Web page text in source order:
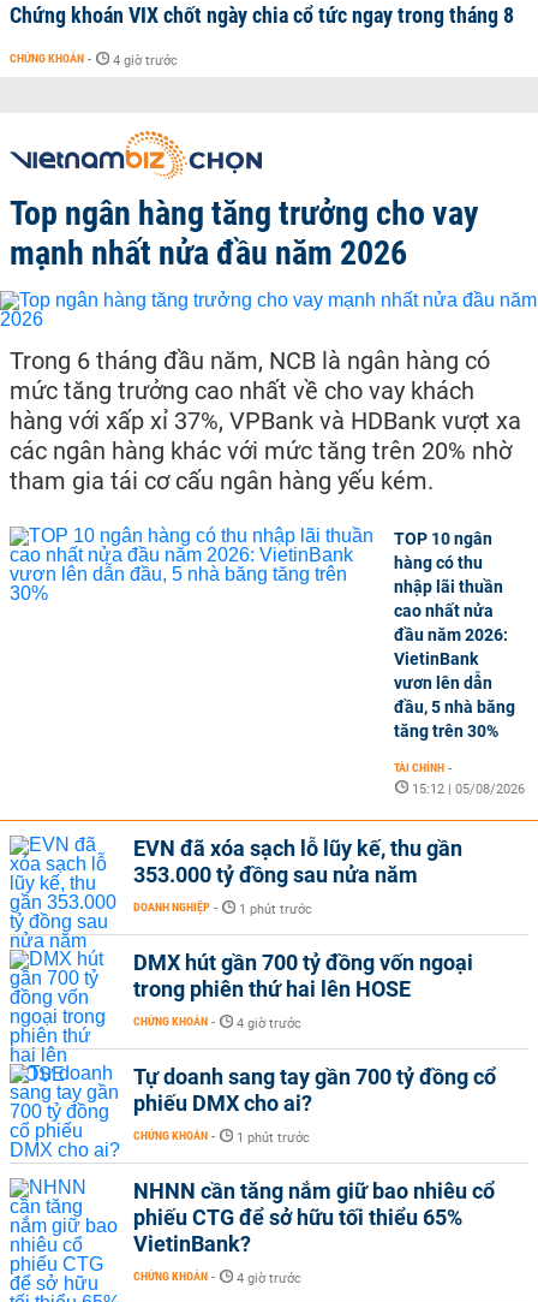
Chứng khoán VIX chốt ngày chia cổ tức ngay trong tháng 8
CHỨNG KHOÁN - 4 giờ trước
Top ngân hàng tăng trưởng cho vay
mạnh nhất nửa đầu năm 2026
Trong 6 tháng đầu năm, NCB là ngân hàng có
mức tăng trưởng cao nhất về cho vay khách
hàng với xấp xỉ 37%, VPBank và HDBank vượt xa
các ngân hàng khác với mức tăng trên 20% nhờ
tham gia tái cơ cấu ngân hàng yếu kém.
TOP 10 ngân
hàng có thu
nhập lãi thuần
cao nhất nửa
đầu năm 2026:
VietinBank
vươn lên dẫn
đầu, 5 nhà băng
tăng trên 30%
TÀI CHÍNH -
15:12 | 05/08/2026
EVN đã xóa sạch lỗ lũy kế, thu gần
353.000 tỷ đồng sau nửa năm
DOANH NGHIỆP - 1 phút trước
DMX hút gần 700 tỷ đồng vốn ngoại
trong phiên thứ hai lên HOSE
CHỨNG KHOÁN - 4 giờ trước
Tự doanh sang tay gần 700 tỷ đồng cổ
phiếu DMX cho ai?
CHỨNG KHOÁN - 1 phút trước
NHNN cần tăng nắm giữ bao nhiêu cổ
phiếu CTG để sở hữu tối thiểu 65%
VietinBank?
CHỨNG KHOÁN - 4 giờ trước